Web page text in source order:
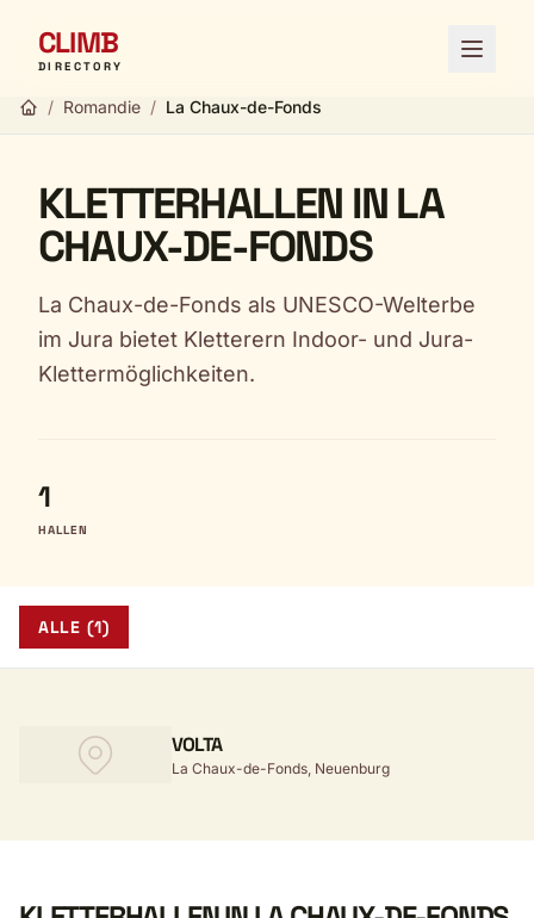
CLIMB
DIRECTORY Menü
/ Romandie / La Chaux-de-Fonds
KLETTERHALLEN IN LA
CHAUX-DE-FONDS
La Chaux-de-Fonds als UNESCO-Welterbe
im Jura bietet Kletterern Indoor- und Jura-
Klettermöglichkeiten.
1
HALLEN
ALLE (1)
VOLTA
La Chaux-de-Fonds, Neuenburg